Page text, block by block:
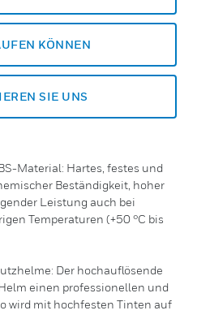
KÖNNEN
SIE UNS
Material: Hartes, festes und
Beständigkeit, hoher
Leistung auch bei
Temperaturen (+50 °C bis
Der hochauflösende
einen professionellen und
wird mit hochfesten Tinten auf